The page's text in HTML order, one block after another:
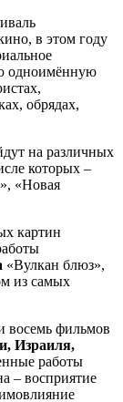
в этом году
одноимённую
обрядах,
на различных
которых –
«Новая
картин
«Вулкан блюз»,
из самых
восемь фильмов
Израиля,
работы
– восприятие